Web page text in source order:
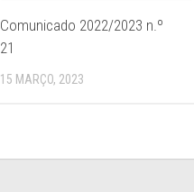
Comunicado 2022/2023 n.º
21
15 MARÇO, 2023